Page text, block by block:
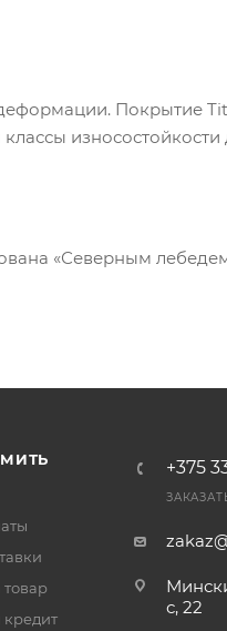
Покрытие
«Северным
товар
кредит
+375
с, 22